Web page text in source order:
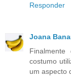
Responder
Joana
costumo
um aspecto